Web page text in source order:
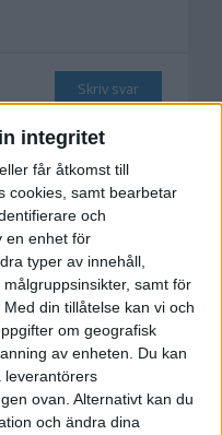
integritet
får åtkomst till
cookies, samt bearbetar
och
en enhet för
typer av innehåll,
samt för
Med din tillåtelse kan vi och
om geografisk
av enheten. Du kan
leverantörers
ovan. Alternativt kan du
och ändra dina
Skriv svar
åt
av grundarna av
smidigt och
där man
kan rapportera
ute på fältet.